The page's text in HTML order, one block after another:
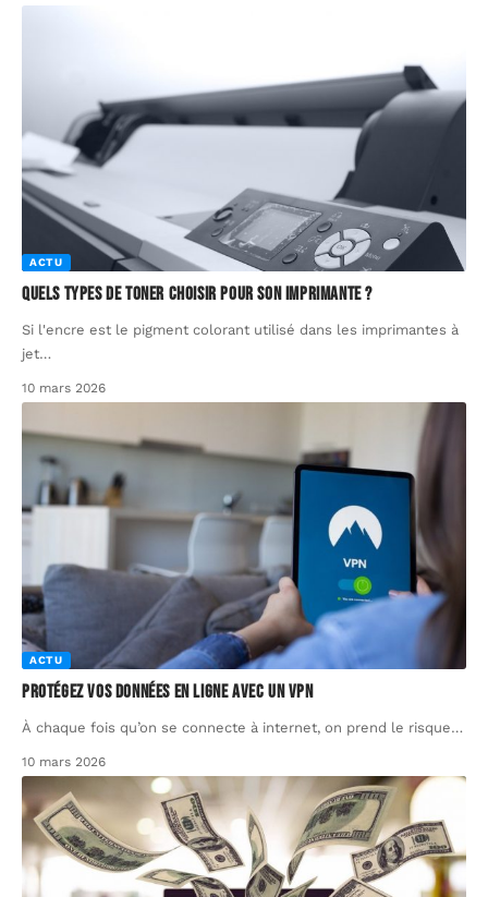
ACTU
Quels types de toner choisir pour son imprimante ?
Si l'encre est le pigment colorant utilisé dans les imprimantes à
jet…
10 mars 2026
ACTU
Protégez vos données en ligne avec un VPN
À chaque fois qu’on se connecte à internet, on prend le risque…
10 mars 2026